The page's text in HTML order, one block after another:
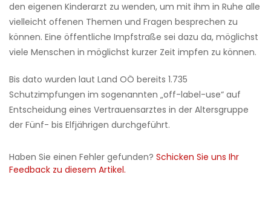
den eigenen Kinderarzt zu wenden, um mit ihm in Ruhe alle
vielleicht offenen Themen und Fragen besprechen zu
können. Eine öffentliche Impfstraße sei dazu da, möglichst
viele Menschen in möglichst kurzer Zeit impfen zu können.
Bis dato wurden laut Land OÖ bereits 1.735
Schutzimpfungen im sogenannten „off-label-use“ auf
Entscheidung eines Vertrauensarztes in der Altersgruppe
der Fünf- bis Elfjährigen durchgeführt.
Haben Sie einen Fehler gefunden? Schicken Sie uns Ihr
Feedback zu diesem Artikel.